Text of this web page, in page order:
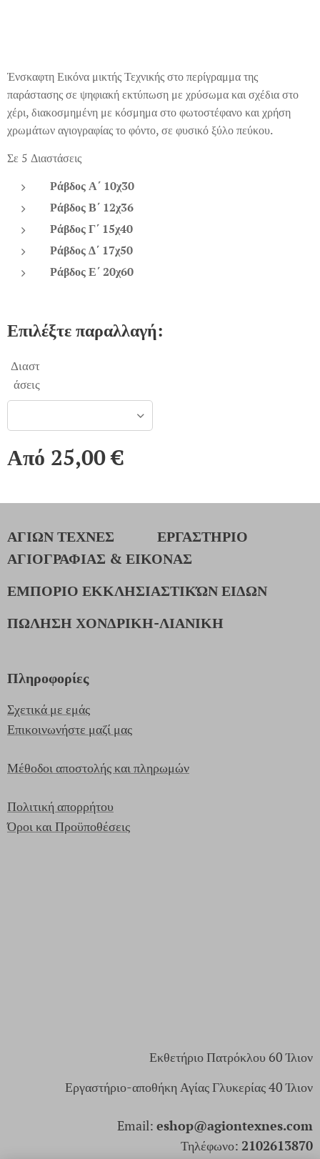
Ένσκαφτη Εικόνα μικτής Τεχνικής στο περίγραμμα της
παράστασης σε ψηφιακή εκτύπωση με χρύσωμα και σχέδια στο
χέρι, διακοσμημένη με κόσμημα στο φωτοστέφανο και χρήση
χρωμάτων αγιογραφίας το φόντο, σε φυσικό ξύλο πεύκου.
Σε 5 Διαστάσεις
Ράβδος Α΄ 10χ30
Ράβδος Β΄ 12χ36
Ράβδος Γ΄ 15χ40
Ράβδος Δ΄ 17χ50
Ράβδος Ε΄ 20χ60
Επιλέξτε παραλλαγή:
Διαστ
άσεις
Από 25,00€
ΑΓΙΩΝ ΤΕΧΝΕΣ ΕΡΓΑΣΤΗΡΙΟ
ΑΓΙΟΓΡΑΦΙΑΣ & ΕΙΚΟΝΑΣ
ΕΜΠΟΡΙΟ ΕΚΚΛΗΣΙΑΣΤΙΚΏΝ ΕΙΔΩΝ
ΠΩΛΗΣΗ ΧΟΝΔΡΙΚΗ-ΛΙΑΝΙΚΗ
Πληροφορίες
Σχετικά με εμάς
Επικοινωνήστε μαζί μας
Μέθοδοι αποστολής και πληρωμών
Πολιτική απορρήτου
Όροι και Προϋποθέσεις
Εκθετήριο Πατρόκλου 60 Ίλιον
Εργαστήριο-αποθήκη Αγίας Γλυκερίας 40 Ίλιον
Email: eshop@agiontexnes.com
Τηλέφωνο: 2102613870